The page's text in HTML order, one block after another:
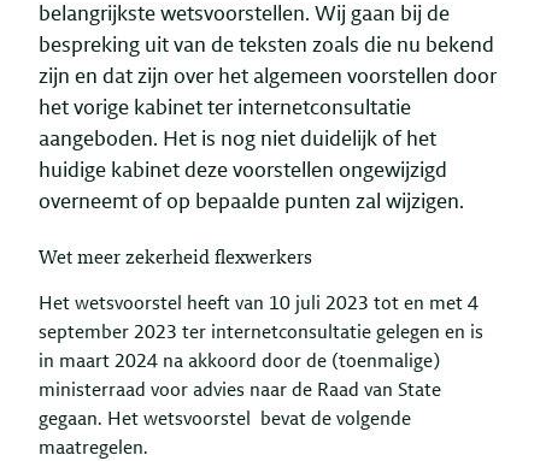
belangrijkste wetsvoorstellen. Wij gaan bij de
bespreking uit van de teksten zoals die nu bekend
zijn en dat zijn over het algemeen voorstellen door
het vorige kabinet ter internetconsultatie
aangeboden. Het is nog niet duidelijk of het
huidige kabinet deze voorstellen ongewijzigd
overneemt of op bepaalde punten zal wijzigen.
Wet meer zekerheid flexwerkers
Het wetsvoorstel heeft van 10 juli 2023 tot en met 4
september 2023 ter internetconsultatie gelegen en is
in maart 2024 na akkoord door de (toenmalige)
ministerraad voor advies naar de Raad van State
gegaan. Het wetsvoorstel bevat de volgende
maatregelen.